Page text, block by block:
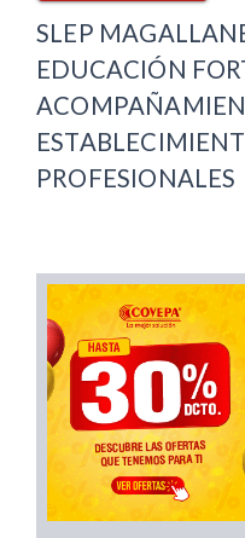
SLEP
EDUCACIÓN
PROFESIONALES